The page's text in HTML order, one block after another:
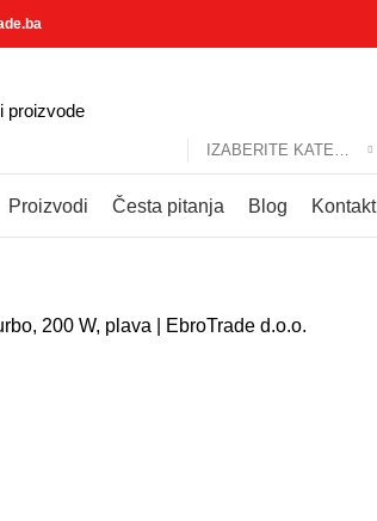
Proizvodi Česta pitanja Blog Kontakt